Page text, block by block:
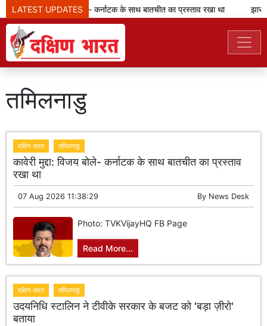
LATEST UPDATES
कावेरी मुद्दा: विजय बोले- कर्नाटक के साथ बातचीत का प्रस्ताव रखा था
तमिलनाडु
दक्षिण भारत तमिलनाडु
कावेरी मुद्दा: विजय बोले- कर्नाटक के साथ बातचीत का प्रस्ताव
रखा था
07 Aug 2026 11:38:29 By News Desk
Photo: TVKVijayHQ FB Page
Read More...
दक्षिण भारत तमिलनाडु
उदयनिधि स्टालिन ने टीवीके सरकार के बजट को 'बड़ा ज़ीरो'
बताया